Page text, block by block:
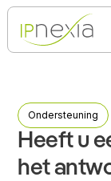
Ondersteuning
Heeft u
het